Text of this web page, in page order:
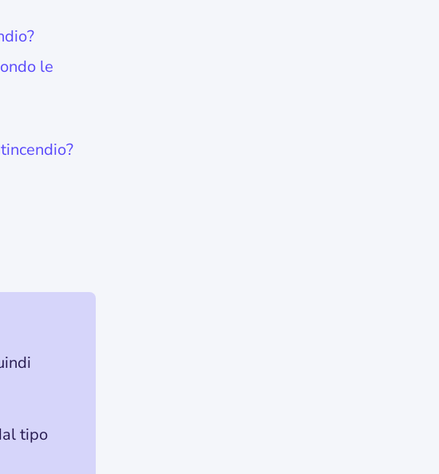
le
tipo